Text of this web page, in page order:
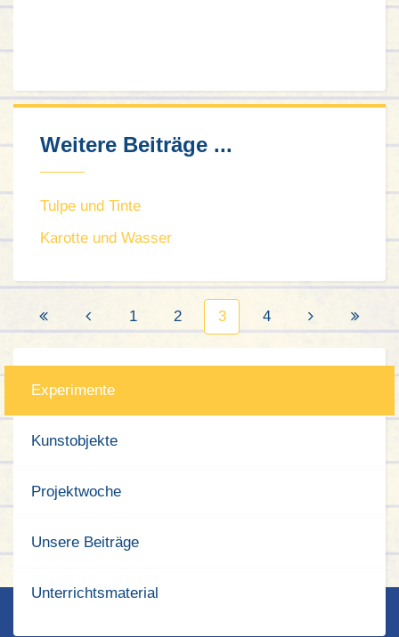
Weitere Beiträge ...
Tulpe und Tinte
Karotte und Wasser
1 2 3 4
Experimente
Kunstobjekte
Projektwoche
Unsere Beiträge
Unterrichtsmaterial